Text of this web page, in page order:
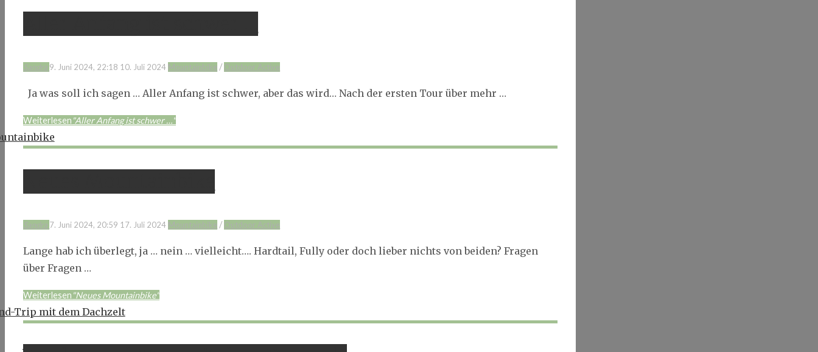
Sandra 9. Juni 2024, 22:18 10. Juli 2024 Mountainbike / Outdoor Active
Ja was soll ich sagen … Aller Anfang ist schwer, aber das wird… Nach der ersten Tour über mehr …
Weiterlesen "Aller Anfang ist schwer …"
Sandra 7. Juni 2024, 20:59 17. Juli 2024 Mountainbike / Outdoor Active
Lange hab ich überlegt, ja … nein … vielleicht…. Hardtail, Fully oder doch lieber nichts von beiden? Fragen
über Fragen …
Weiterlesen "Neues Mountainbike"